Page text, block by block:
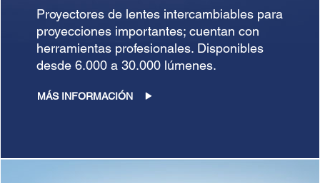
Proyectores de lentes intercambiables para
proyecciones importantes; cuentan con
herramientas profesionales. Disponibles
desde 6.000 a 30.000 lúmenes.
MÁS INFORMACIÓN